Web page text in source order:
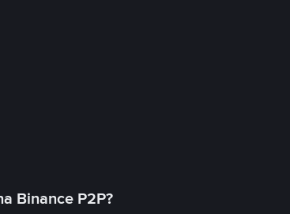
Binance P2P?